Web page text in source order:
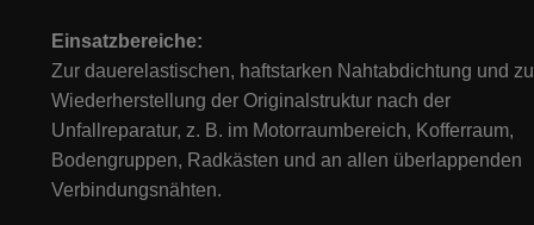
Einsatzbereiche:
Zur dauerelastischen, haftstarken Nahtabdichtung und
Wiederherstellung der Originalstruktur nach der
Unfallreparatur, z. B. im Motorraumbereich, Kofferraum,
Bodengruppen, Radkästen und an allen überlappenden
Verbindungsnähten.